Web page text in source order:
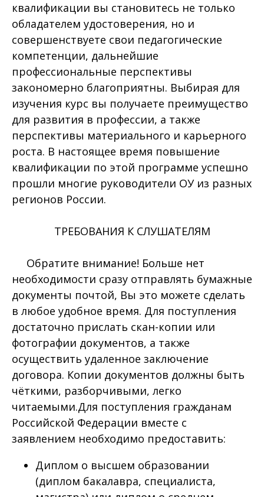
квалификации вы становитесь не только
обладателем удостоверения, но и
совершенствуете свои педагогические
компетенции, дальнейшие
профессиональные перспективы
закономерно благоприятны. Выбирая для
изучения курс вы получаете преимущество
для развития в профессии, а также
перспективы материального и карьерного
роста. В настоящее время повышение
квалификации по этой программе успешно
прошли многие руководители ОУ из разных
регионов России.
ТРЕБОВАНИЯ К СЛУШАТЕЛЯМ
Обратите внимание! Больше нет
необходимости сразу отправлять бумажные
документы почтой, Вы это можете сделать
в любое удобное время. Для поступления
достаточно прислать скан-копии или
фотографии документов, а также
осуществить удаленное заключение
договора. Копии документов должны быть
чёткими, разборчивыми, легко
читаемыми.Для поступления гражданам
Российской Федерации вместе с
заявлением необходимо предоставить:
Диплом о высшем образовании
(диплом бакалавра, специалиста,